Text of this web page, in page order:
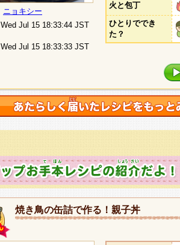
ニョキシー
Wed Jul 15 18:33:44 JST
Wed Jul 15 18:33:33 JST
火と包丁
ひとりででき
た？
焼き鳥の缶詰で作る！親子丼